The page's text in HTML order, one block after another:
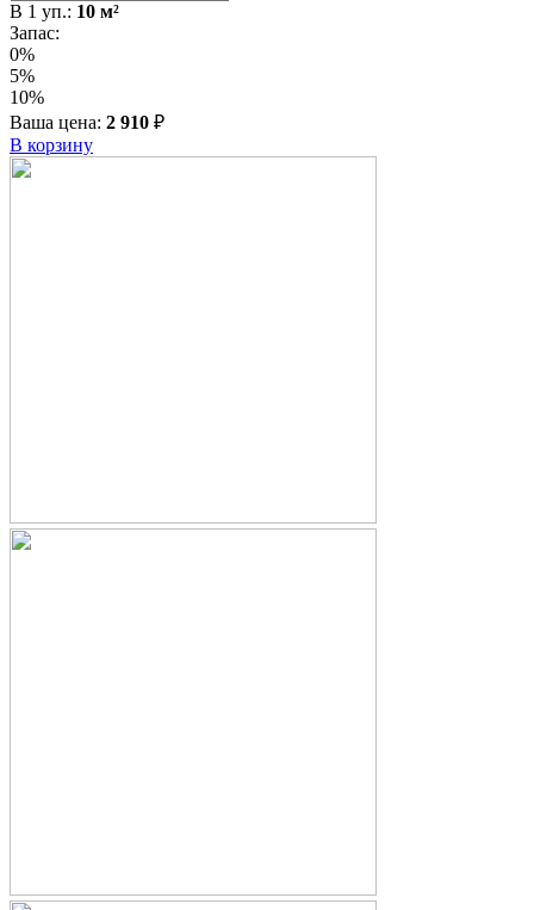
В 1 уп.: 10 м²
Запас:
0%
5%
10%
Ваша цена: 2 910 ₽
В корзину